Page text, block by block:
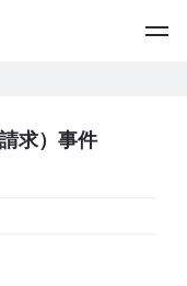
求）事件